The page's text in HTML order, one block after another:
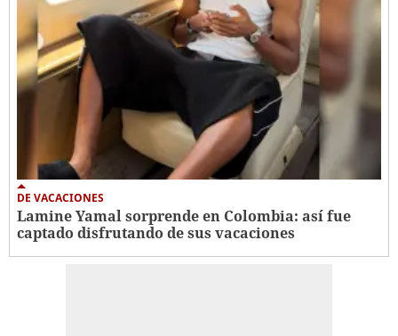
DE VACACIONES
Lamine Yamal sorprende en Colombia: así fue
captado disfrutando de sus vacaciones